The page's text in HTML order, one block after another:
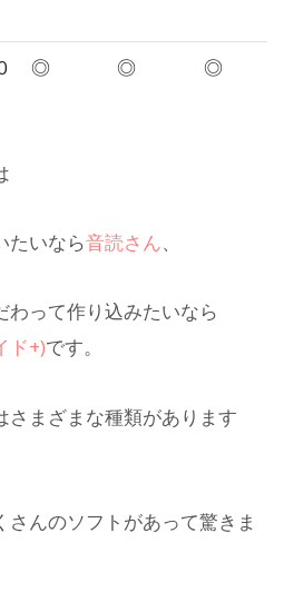
◎ ◎ ◎
たいなら音読さん、
って作り込みたいなら
ド+)です。
さまざまな種類があります
んのソフトがあって驚きま